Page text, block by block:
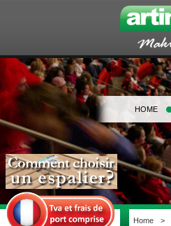
HOME
Home >